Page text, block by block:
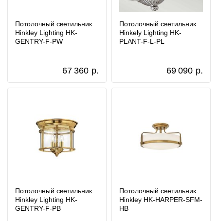
Потолочный светильник
Hinkley Lighting HK-
GENTRY-F-PW
67 360 р.
Потолочный светильник
Hinkely Lighting HK-
PLANT-F-L-PL
69 090 р.
Потолочный светильник
Hinkley Lighting HK-
GENTRY-F-PB
Потолочный светильник
Hinkley HK-HARPER-SFM-
HB